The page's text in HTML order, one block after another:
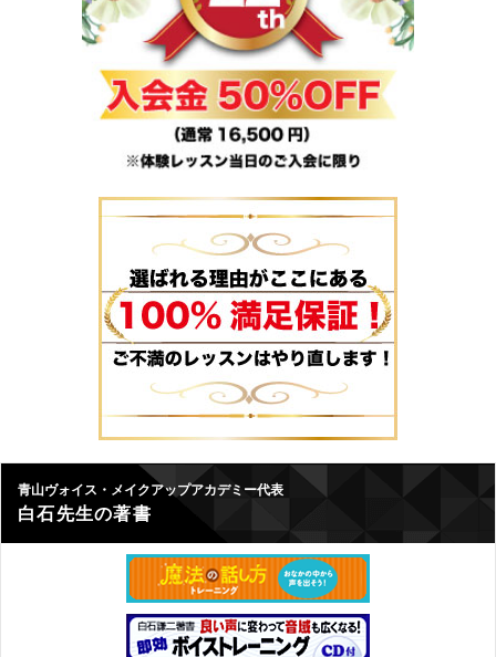
青山ヴォイス・メイクアップアカデミー代表
白石先生の著書